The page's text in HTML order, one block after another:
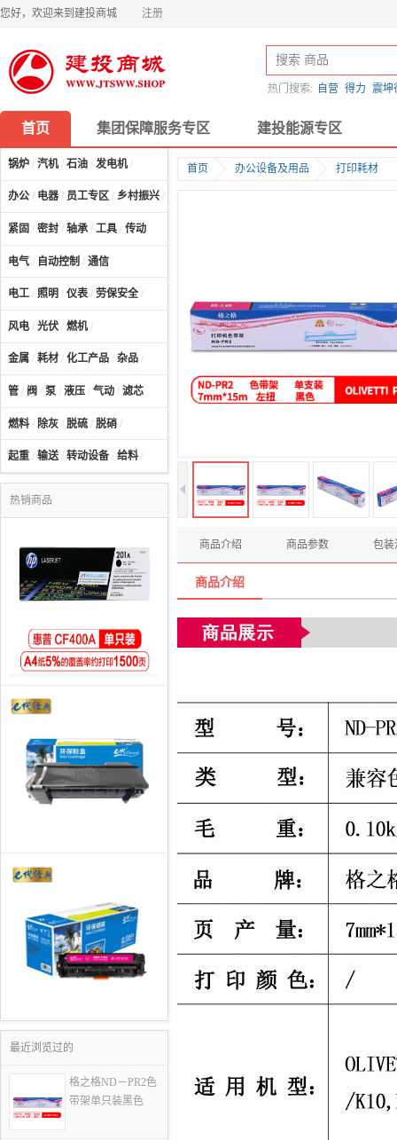
您好，欢迎来到建投商城 注册
热门搜索: 自营 得力 震坤
首页 集团保障服务专区 建投能源专区
锅炉 / 汽机/ 石油 / 发电机/
办公 / 电器 / 员工专区 / 乡村振兴 /
紧固 / 密封 / 轴承 / 工具 / 传动
电气 / 自动控制 / 通信
电工 / 照明 / 仪表 / 劳保安全 /
风电 / 光伏 / 燃机/
金属 / 耗材 / 化工产品 / 杂品 /
管 / 阀 / 泵 / 液压 / 气动 / 滤芯
燃料 / 除灰 / 脱硫 / 脱硝 /
起重 / 输送/ 转动设备 / 给料 /
热销商品
最近浏览过的
格之格ND－PR2色
带架单只装黑色
首页 办公设备及用品 打印耗材
商品介绍 商品参数 包装
商品介绍